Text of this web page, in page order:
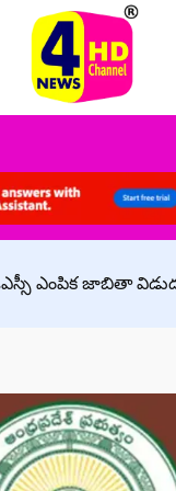
ఎంపిక జాబితా